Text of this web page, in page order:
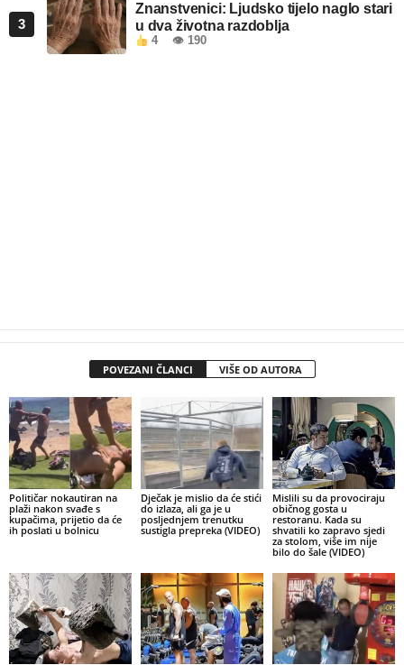
3
Znanstvenici: Ljudsko tijelo naglo stari
u dva životna razdoblja
4 👁 190
POVEZANI ČLANCI VIŠE OD AUTORA
Političar nokautiran na
plaži nakon svađe s
kupačima, prijetio da će
ih poslati u bolnicu
Dječak je mislio da će stići
do izlaza, ali ga je u
posljednjem trenutku
sustigla prepreka (VIDEO)
Mislili su da provociraju
običnog gosta u
restoranu. Kada su
shvatili ko zapravo sjedi
za stolom, više im nije
bilo do šale (VIDEO)